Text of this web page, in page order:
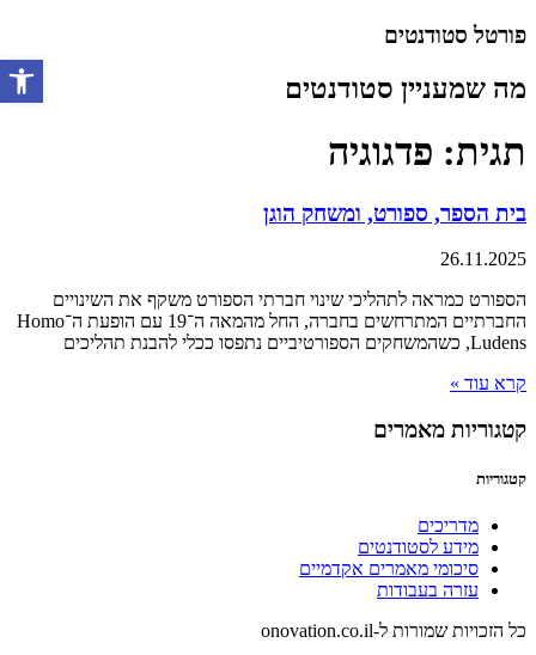
דלג
פורטל סטודנטים
מה שמעניין סטודנטים
תגית: פדגוגיה
בית הספר, ספורט, ומשחק הוגן
26.11.2025
הספורט כמראה לתהליכי שינוי חברתי הספורט משקף את השינויים
החברתיים המתרחשים בחברה, החל מהמאה ה־19 עם הופעת ה־Homo
Ludens, כשהמשחקים הספורטיביים נתפסו ככלי להבנת תהליכים
קרא עוד »
קטגוריות מאמרים
קטגוריות
מדריכים
מידע לסטודנטים
סיכומי מאמרים אקדמיים
עזרה בעבודות
כל הזכויות שמורות ל-onovation.co.il
פתח